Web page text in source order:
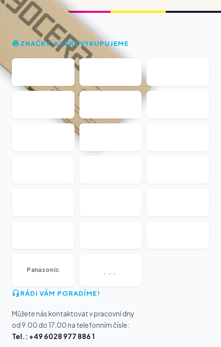
ZNAČKY, KTERÉ VYKUPUJEME
Panasonic ...
RÁDI VÁM PORADÍME!
Můžete nás kontaktovat v pracovní dny
od 9:00 do 17:00 na telefonním čísle:
Tel.: +49 6028 977 886 1